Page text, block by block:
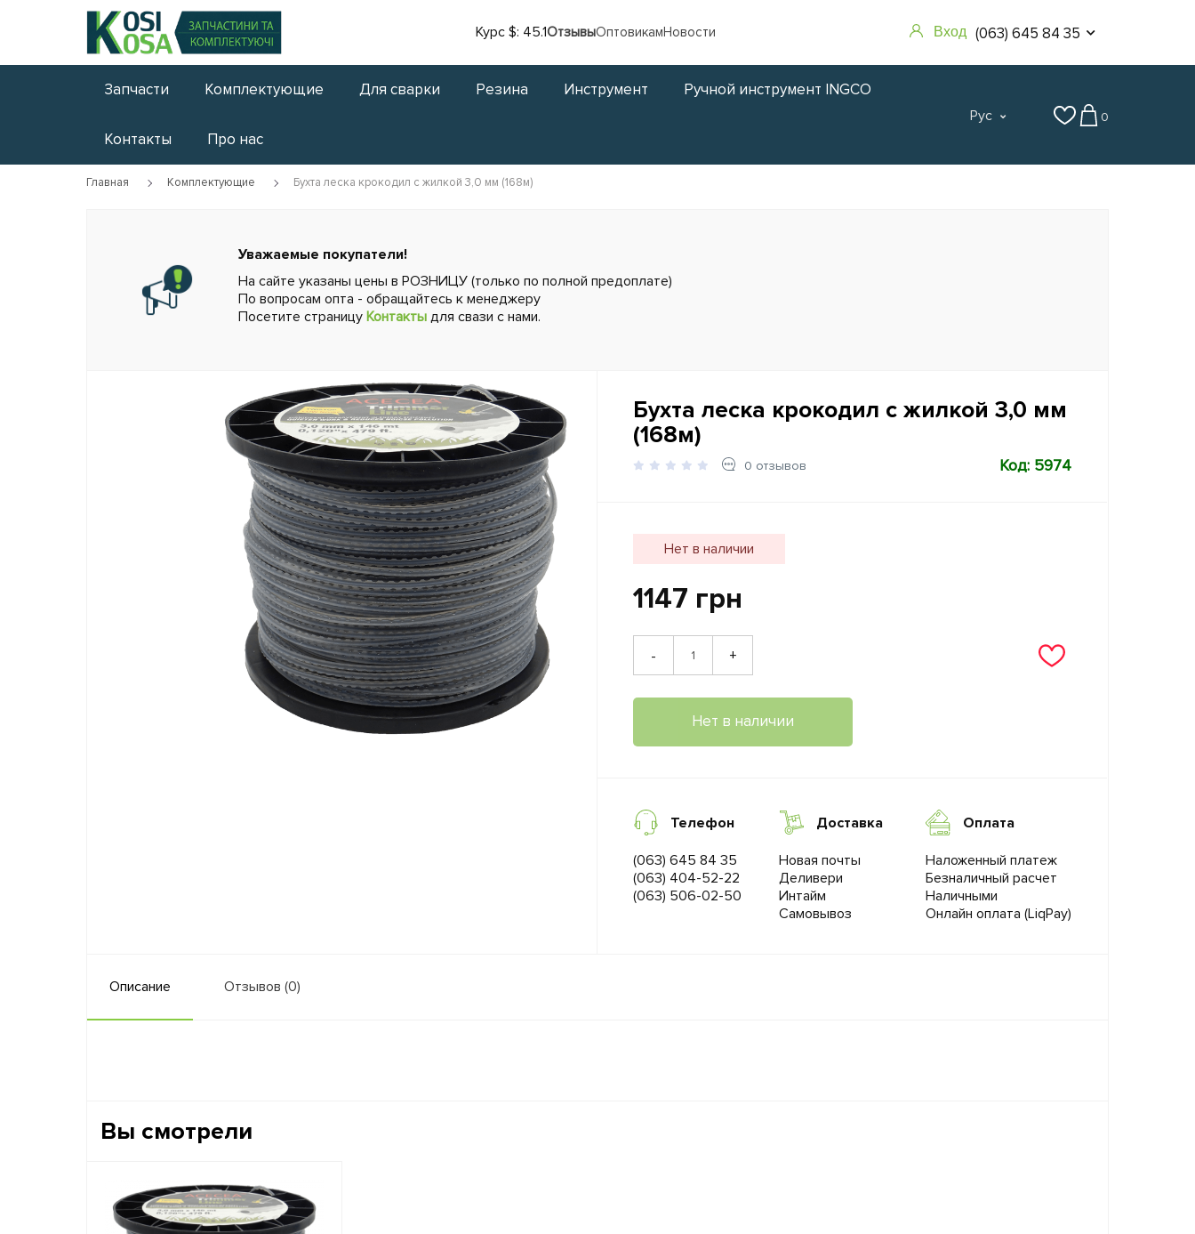
Курс $: 45.1ОтзывыОптовикамНовости Вход (063) 645 84 35
Запчасти Комплектующие Для сварки Резина Инструмент Ручной инструмент INGCO
Контакты Про нас
Рус 0
Главная Комплектующие Бухта леска крокодил с жилкой 3,0 мм (168м)
Уважаемые покупатели!
На сайте указаны цены в РОЗНИЦУ (только по полной предоплате)
По вопросам опта - обращайтесь к менеджеру
Посетите страницу Контакты для свази с нами.
Бухта леска крокодил с жилкой 3,0 мм
(168м)
0 отзывов Код: 5974
Нет в наличии
1147 грн
- +
Нет в наличии
Телефон
(063) 645 84 35
(063) 404-52-22
(063) 506-02-50
Доставка
Новая почты
Деливери
Интайм
Самовывоз
Оплата
Наложенный платеж
Безналичный расчет
Наличными
Онлайн оплата (LiqPay)
Описание Отзывов (0)
Вы смотрели